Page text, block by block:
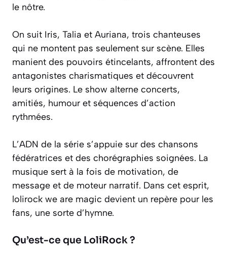
le nôtre.
On suit Iris, Talia et Auriana, trois chanteuses
qui ne montent pas seulement sur scène. Elles
manient des pouvoirs étincelants, affrontent des
antagonistes charismatiques et découvrent
leurs origines. Le show alterne concerts,
amitiés, humour et séquences d’action
rythmées.
L’ADN de la série s’appuie sur des chansons
fédératrices et des chorégraphies soignées. La
musique sert à la fois de motivation, de
message et de moteur narratif. Dans cet esprit,
lolirock we are magic devient un repère pour les
fans, une sorte d’hymne.
Qu’est-ce que LoliRock ?